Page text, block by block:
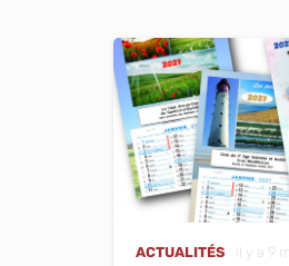
ACTUALITÉS il y a 9